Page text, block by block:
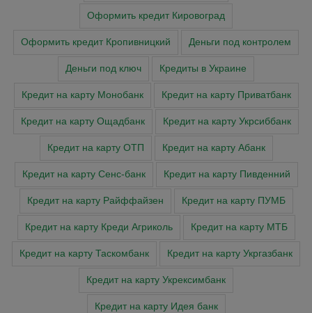
Оформить кредит Кировоград
Оформить кредит Кропивницкий Деньги под контролем
Деньги под ключ Кредиты в Украине
Кредит на карту Монобанк Кредит на карту Приватбанк
Кредит на карту Ощадбанк Кредит на карту Укрсиббанк
Кредит на карту ОТП Кредит на карту Абанк
Кредит на карту Сенс-банк Кредит на карту Пивденний
Кредит на карту Райффайзен Кредит на карту ПУМБ
Кредит на карту Креди Агриколь Кредит на карту МТБ
Кредит на карту Таскомбанк Кредит на карту Укргазбанк
Кредит на карту Укрексимбанк
Кредит на карту Идея банк